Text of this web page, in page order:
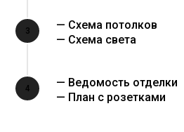
3
— Схема потолков
— Схема света
4
— Ведомость отделки
— План с розетками